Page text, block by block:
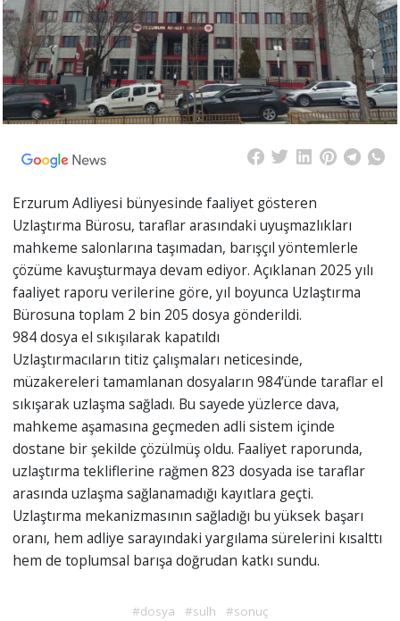
Erzurum Adliyesi bünyesinde faaliyet gösteren
Uzlaştırma Bürosu, taraflar arasındaki uyuşmazlıkları
mahkeme salonlarına taşımadan, barışçıl yöntemlerle
çözüme kavuşturmaya devam ediyor. Açıklanan 2025 yılı
faaliyet raporu verilerine göre, yıl boyunca Uzlaştırma
Bürosuna toplam 2 bin 205 dosya gönderildi.
984 dosya el sıkışılarak kapatıldı
Uzlaştırmacıların titiz çalışmaları neticesinde,
müzakereleri tamamlanan dosyaların 984’ünde taraflar el
sıkışarak uzlaşma sağladı. Bu sayede yüzlerce dava,
mahkeme aşamasına geçmeden adli sistem içinde
dostane bir şekilde çözülmüş oldu. Faaliyet raporunda,
uzlaştırma tekliflerine rağmen 823 dosyada ise taraflar
arasında uzlaşma sağlanamadığı kayıtlara geçti.
Uzlaştırma mekanizmasının sağladığı bu yüksek başarı
oranı, hem adliye sarayındaki yargılama sürelerini kısalttı
hem de toplumsal barışa doğrudan katkı sundu.
#dosya #sulh #sonuç